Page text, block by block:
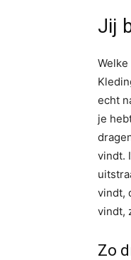
Jij
Welke
echt
je
vindt.
vindt,
vindt,
Zo